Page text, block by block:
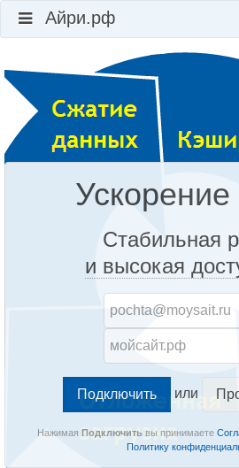
Айри.рф
Ускорение
Стабильная
и высокая
или
Нажимая Подключитьвы принимаете
Политику